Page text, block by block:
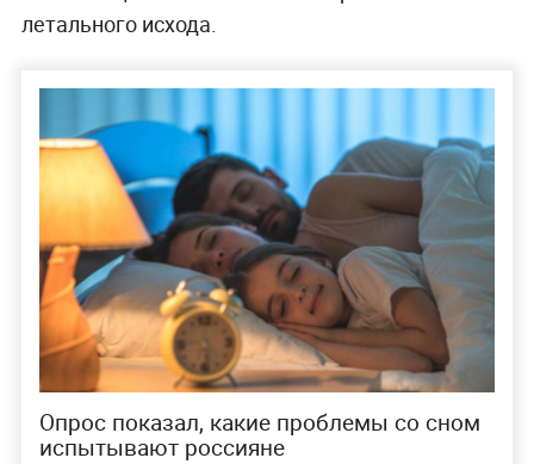
летального исхода.
Опрос показал, какие проблемы со сном
испытывают россияне